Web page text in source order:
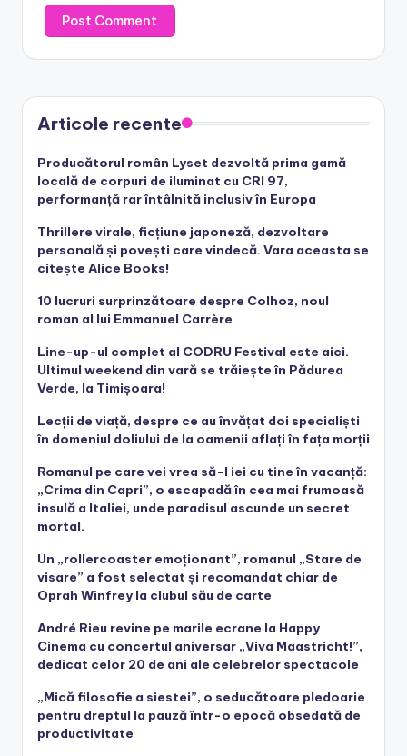
Articole recente
Producătorul român Lyset dezvoltă prima gamă
locală de corpuri de iluminat cu CRI 97,
performanță rar întâlnită inclusiv în Europa
Thrillere virale, ficțiune japoneză, dezvoltare
personală și povești care vindecă. Vara aceasta se
citește Alice Books!
10 lucruri surprinzătoare despre Colhoz, noul
roman al lui Emmanuel Carrère
Line-up-ul complet al CODRU Festival este aici.
Ultimul weekend din vară se trăiește în Pădurea
Verde, la Timișoara!
Lecții de viață, despre ce au învățat doi specialiști
în domeniul doliului de la oamenii aflați în fața morții
Romanul pe care vei vrea să-l iei cu tine în vacanță:
„Crima din Capri”, o escapadă în cea mai frumoasă
insulă a Italiei, unde paradisul ascunde un secret
mortal.
Un „rollercoaster emoționant”, romanul „Stare de
visare” a fost selectat și recomandat chiar de
Oprah Winfrey la clubul său de carte
André Rieu revine pe marile ecrane la Happy
Cinema cu concertul aniversar „Viva Maastricht!”,
dedicat celor 20 de ani ale celebrelor spectacole
„Mică filosofie a siestei”, o seducătoare pledoarie
pentru dreptul la pauză într-o epocă obsedată de
productivitate